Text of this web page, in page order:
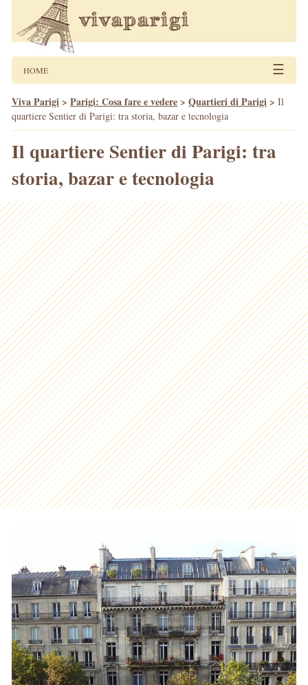
HOME ☰
Viva Parigi > Parigi: Cosa fare e vedere > Quartieri di Parigi > Il
quartiere Sentier di Parigi: tra storia, bazar e tecnologia
Il quartiere Sentier di Parigi: tra
storia, bazar e tecnologia